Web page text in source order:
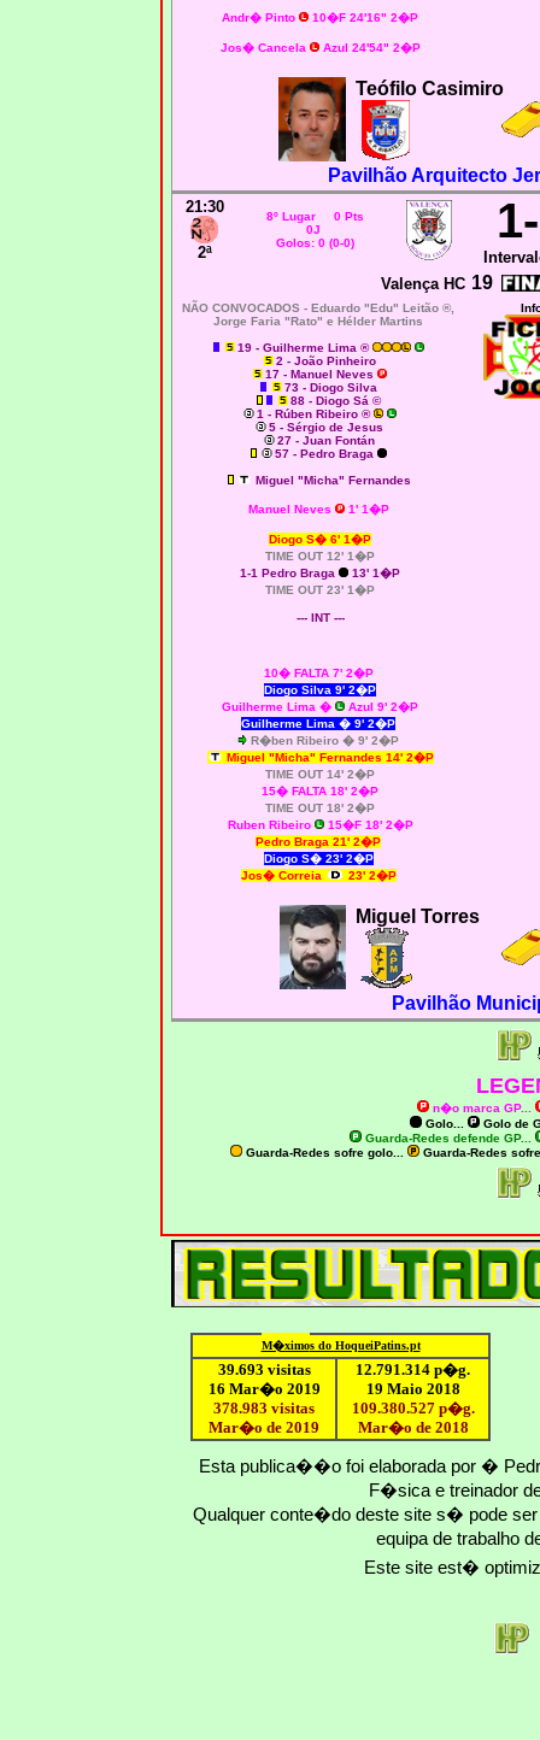
Andr� Pinto 10�F 24'16" 2�P
Jos� Cancela Azul 24'54" 2�P
Teófilo Casimiro
Pavilhão Arquitecto
21:30
2ª
8º Lugar 0 Pts
0J
Golos: 0 (0-0)
Valença HC 19
NÃO CONVOCADOS - Eduardo "Edu" Leitão ®,
Jorge Faria "Rato" e Hélder Martins
19 - Guilherme Lima ®
2 - João Pinheiro
17 - Manuel Neves
73 - Diogo Silva
88 - Diogo Sá ©
1 - Rúben Ribeiro ®
5 - Sérgio de Jesus
27 - Juan Fontán
57 - Pedro Braga
Miguel "Micha" Fernandes
Manuel Neves 1' 1�P
Diogo S� 6' 1�P
TIME OUT 12' 1�P
1-1 Pedro Braga
13' 1�P
TIME OUT 23' 1�P
--- INT ---
10� FALTA 7' 2�P
Diogo Silva 9' 2�P
Guilherme Lima �
Azul 9' 2�P
Guilherme Lima � 9' 2�P
R�ben Ribeiro � 9' 2�P
Miguel "Micha" Fernandes 14' 2�P
TIME OUT 14' 2�P
15� FALTA 18' 2�P
TIME OUT 18' 2�P
Ruben Ribeiro
15�F 18' 2�P
Pedro Braga 21' 2�P
Diogo S� 23' 2�P
Jos� Correia
23' 2�P
Miguel Torres
Pavilhão
n�o marca GP...
Golo...
Golo de
Guarda-Redes defende GP...
Guarda-Redes sofre golo...
Guarda-Redes
M�ximos do HoqueiPatins.pt
39.693 visitas
16 Mar�o 2019
378.983 visitas
Mar�o de 2019
12.791.314 p�g.
19 Maio 2018
109.380.527p�g.
Mar�o de 2018
Esta publica��o foi elaborada por �
F�sica e treinador
Qualquer conte�do deste site s� pode
equipa de trabalho
Este site est�